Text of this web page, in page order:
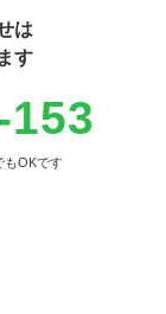
は
す
153
もOKです